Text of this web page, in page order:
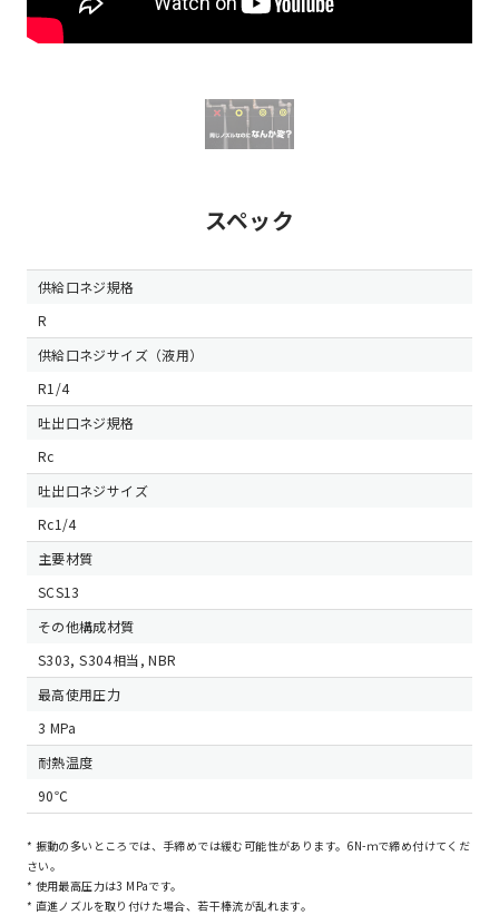
スペック
供給口ネジ規格
R
供給口ネジサイズ（液用）
R1/4
吐出口ネジ規格
Rc
吐出口ネジサイズ
Rc1/4
主要材質
SCS13
その他構成材質
S303, S304相当, NBR
最高使用圧力
3 MPa
耐熱温度
90℃
* 振動の多いところでは、手締めでは緩む可能性があります。6N-ｍで締め付けてくだ
さい。
* 使用最高圧力は3 MPaです。
* 直進ノズルを取り付けた場合、若干棒流が乱れます。